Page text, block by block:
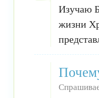
Изучаю
жизни